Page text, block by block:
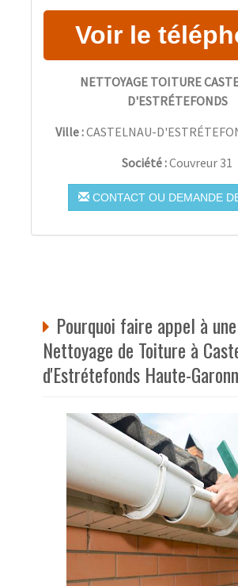
NETTOYAGE TOITURE
D'ESTRÉTEFONDS
Ville :CASTELNAU-
Société :Couvreur 31
CONTACT OU DEMANDE
Pourquoi faire appel à
Nettoyage de Toiture à
d'Estrétefonds Haute-